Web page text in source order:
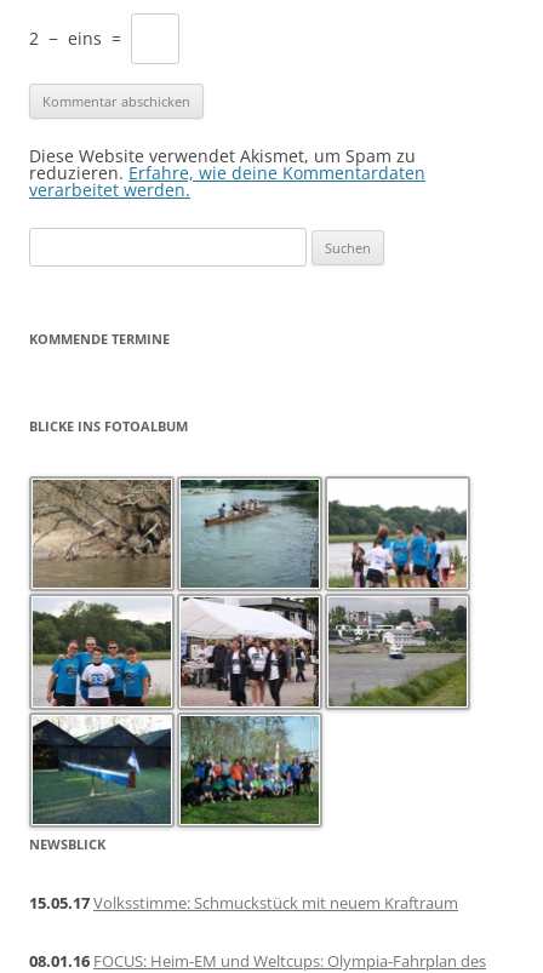
2 − eins =
Diese Website verwendet Akismet, um Spam zu
reduzieren. Erfahre, wie deine Kommentardaten
verarbeitet werden.
nach:
KOMMENDE TERMINE
BLICKE INS FOTOALBUM
NEWSBLICK
15.05.17Volksstimme: Schmuckstück mit neuem Kraftraum
08.01.16 FOCUS: Heim-EM und Weltcups: Olympia-Fahrplan des